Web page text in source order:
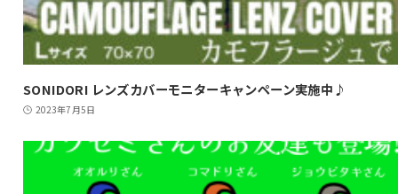
SONIDORI レンズカバーモニターキャンペーン実施中♪
2023年7月5日